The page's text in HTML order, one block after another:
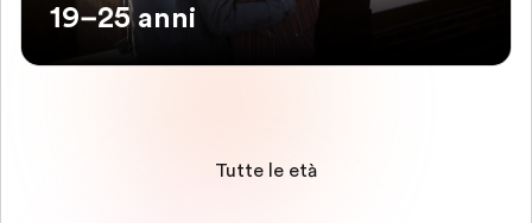
19–25 anni
Tutte le età